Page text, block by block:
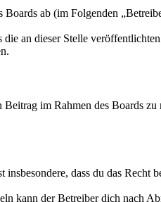
ab (im Folgenden
an dieser Stelle
im Rahmen des Boards zu
dass du das Recht
kann der Betreiber dich nach